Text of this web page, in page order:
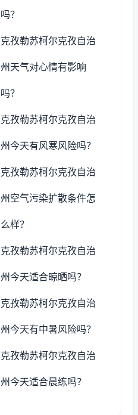
吗？
克孜勒苏柯尔克孜自治
州天气对心情有影响
吗？
克孜勒苏柯尔克孜自治
州今天有风寒风险吗？
克孜勒苏柯尔克孜自治
州空气污染扩散条件怎
么样？
克孜勒苏柯尔克孜自治
州今天适合晾晒吗？
克孜勒苏柯尔克孜自治
州今天有中暑风险吗？
克孜勒苏柯尔克孜自治
州今天适合晨练吗？